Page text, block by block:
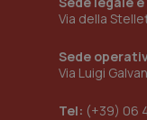
Via della
Sede
Via Luigi
Tel: (+39) 06
ironfish-tracking-
named-enable